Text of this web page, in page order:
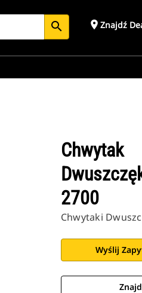
search place Znajdź
Chwytak
2700
Chwytaki
Wyślij